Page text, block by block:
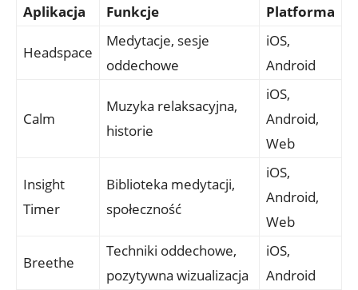
Aplikacja Funkcje Platforma
Headspace
Medytacje, sesje
oddechowe
iOS,
Android
Calm
Muzyka relaksacyjna,
historie
iOS,
Android,
Web
Insight
Timer
Biblioteka medytacji,
społeczność
iOS,
Android,
Web
Breethe
Techniki oddechowe,
pozytywna wizualizacja
iOS,
Android